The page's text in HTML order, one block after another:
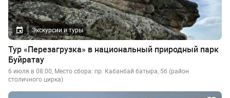
Экскурсии и туры
Тур «Перезагрузка» в национальный природный парк
Буйратау
6 июля в 08:00, Место сбора: пр. Кабанбай батыра, 5б (район
столичного цирка)